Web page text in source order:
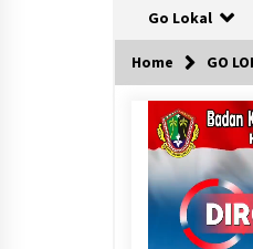
Go Lokal
Home GO